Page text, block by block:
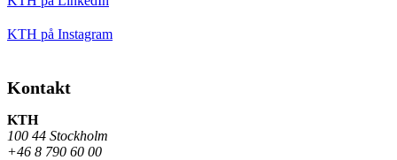
KTH på Instagram
Kontakt
KTH
100 44 Stockholm
+46 8 790 60 00